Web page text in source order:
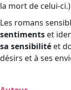
la mort de celui-ci.)
Les romans
sentiments et
sa sensibilité et
désirs et à ses